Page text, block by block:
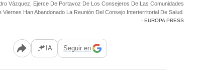
Vázquez, Ejerce De Portavoz De Los Consejeros De Las Comunidades
Han Abandonado La Reunión Del Consejo Interterritorial De Salud.
- EUROPA PRESS
Abrir opciones para compartir
IA Seguir en